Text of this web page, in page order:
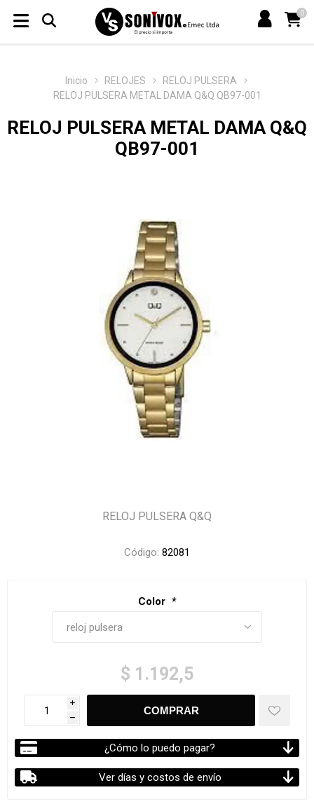
0
Inicio RELOJES
RELOJ PULSERA
RELOJ PULSERA METAL DAMA Q&Q QB97-001
RELOJ PULSERA METAL DAMA Q&Q
QB97-001
RELOJ PULSERA Q&Q
Código: 82081
Color *
$ 1.192,5
i
h
¿Cómo lo puedo pagar?
Ver días y costos de envío